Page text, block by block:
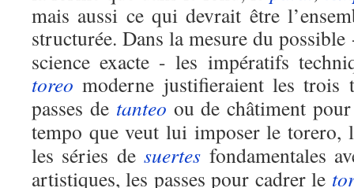
mais aussi ce qui devrait être
structurée. Dans la mesure du
science exacte - les impératifs
toreo moderne justifieraient les
passes de tanteo ou de châtiment
tempo que veut lui imposer le torero,
les séries desuertes fondamentales
artistiques, les passes pour cadrer le